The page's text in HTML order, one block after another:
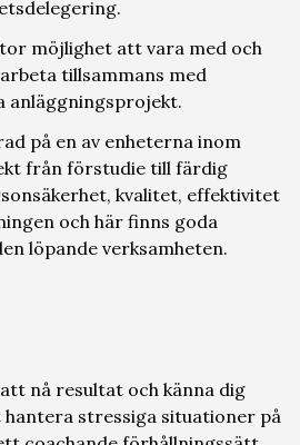
möjlighet att vara med och
tillsammans med
anläggningsprojekt.
på en av enheterna inom
från förstudie till färdig
kvalitet, effektivitet
och här finns goda
löpande verksamheten.
nå resultat och känna dig
stressiga situationer på